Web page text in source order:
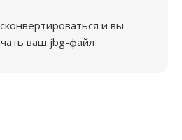
и вы
ваш jbg-файл